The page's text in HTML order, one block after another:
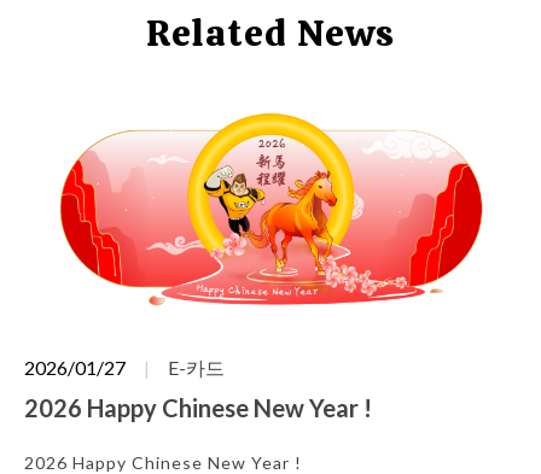
Related News
2026/01/27 E-카드
2026 Happy Chinese New Year !
2026 Happy Chinese New Year !